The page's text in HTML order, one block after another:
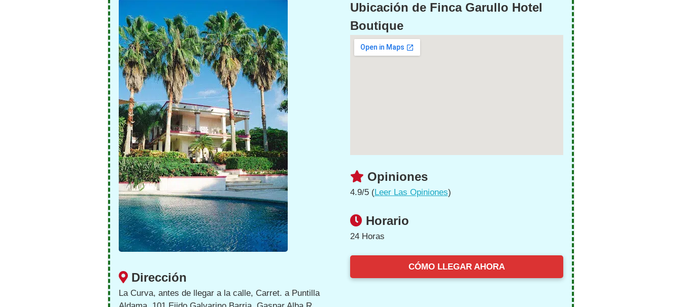
Dirección
La Curva, antes de llegar a la calle, Carret. a Puntilla
Ubicación de Finca Garullo Hotel
Boutique
Opiniones
4.9/5 (Leer Las Opiniones)
Horario
24 Horas
CÓMO LLEGAR AHORA